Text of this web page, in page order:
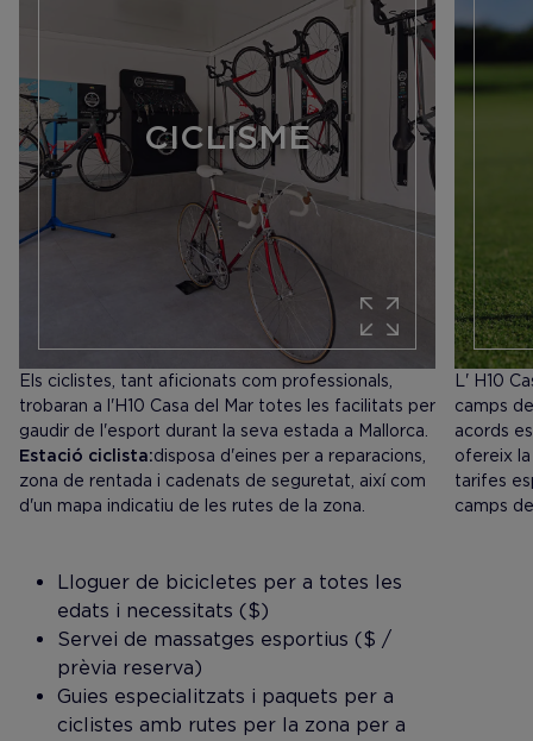
CICLISME
Els ciclistes, tant aficionats com professionals,
trobaran a l'H10 Casa del Mar totes les facilitats per
gaudir de l'esport durant la seva estada a Mallorca.
Estació ciclista:disposa d'eines per a reparacions,
zona de rentada i cadenats de seguretat, així com
d'un mapa indicatiu de les rutes de la zona.
Lloguer de bicicletes per a totes les
edats i necessitats ($)
Servei de massatges esportius ($ /
prèvia reserva)
Guies especialitzats i paquets per a
ciclistes amb rutes per la zona per a
L' H10
camps
acords
ofereix
tarifes
camps